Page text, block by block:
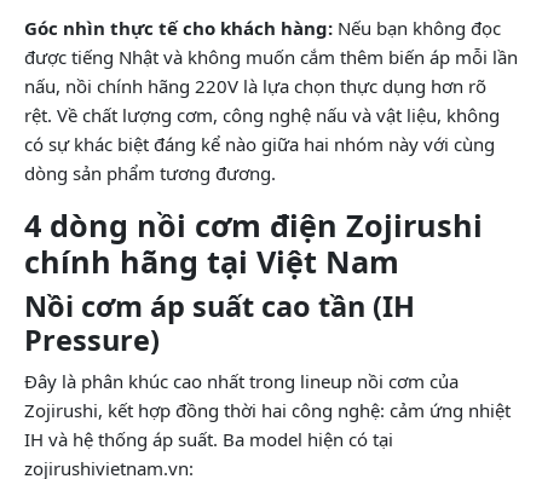
Góc nhìn thực tế cho khách hàng: Nếu bạn không đọc
được tiếng Nhật và không muốn cắm thêm biến áp mỗi lần
nấu, nồi chính hãng 220V là lựa chọn thực dụng hơn rõ
rệt. Về chất lượng cơm, công nghệ nấu và vật liệu, không
có sự khác biệt đáng kể nào giữa hai nhóm này với cùng
dòng sản phẩm tương đương.
4 dòng nồi cơm điện Zojirushi
chính hãng tại Việt Nam
Nồi cơm áp suất cao tần (IH
Pressure)
Đây là phân khúc cao nhất trong lineup nồi cơm của
Zojirushi, kết hợp đồng thời hai công nghệ: cảm ứng nhiệt
IH và hệ thống áp suất. Ba model hiện có tại
zojirushivietnam.vn: